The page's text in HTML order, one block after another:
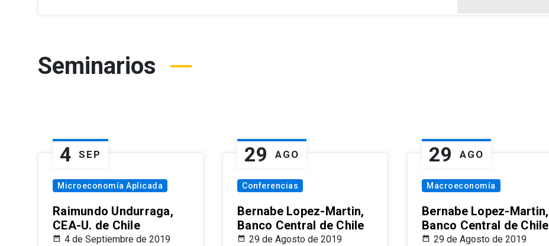
Seminarios
4 SEP
Microeconomía Aplicada
Raimundo Undurraga,
CEA-U. de Chile
4 de Septiembre de 2019
29 AGO
Conferencias
Bernabe Lopez-Martin,
Banco Central de Chile
29 de Agosto de 2019
29 AGO
Macroeconomía
Bernabe Lopez-Martin,
Banco Central de Chile
29 de Agosto de 2019